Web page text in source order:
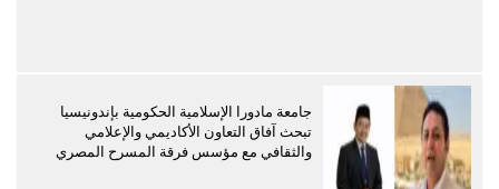
جامعة مادورا الإسلامية الحكومية بإندونيسيا
تبحث آفاق التعاون الأكاديمي والإعلامي
والثقافي مع مؤسس فرقة المسرح المصري